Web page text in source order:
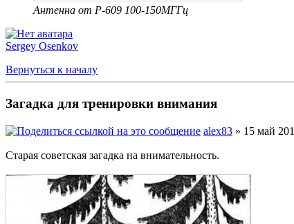
Антенна от Р-609 100-150МГГц
Sergey Osenkov
Вернуться к началу
Загадка для тренировки внимания
alex83 » 15 май
Старая советская загадка на внимательность.